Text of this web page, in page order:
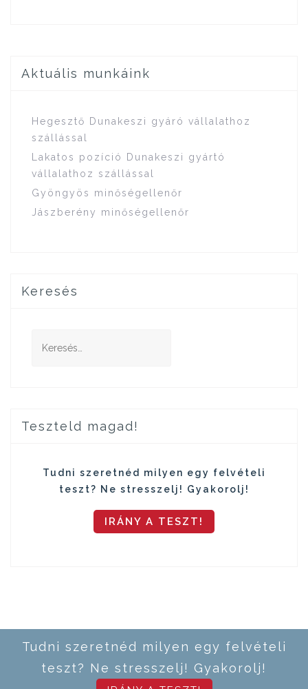
Aktuális munkáink
Hegesztő Dunakeszi gyáró vállalathoz
szállással
Lakatos pozíció Dunakeszi gyártó
vállalathoz szállással
Gyöngyös minőségellenőr
Jászberény minőségellenőr
Keresés
Teszteld magad!
Tudni szeretnéd milyen egy felvételi
teszt? Ne stresszelj! Gyakorolj!
IRÁNY A TESZT!
Tudni szeretnéd milyen egy felvételi
teszt? Ne stresszelj! Gyakorolj!